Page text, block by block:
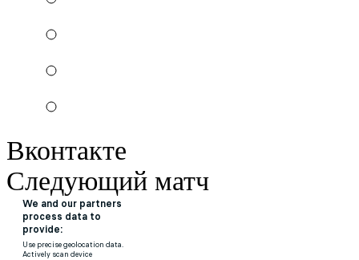
Вконтакте
Следующий матч